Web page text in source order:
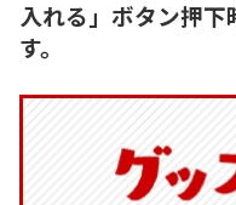
入れる」ボタン押
す。